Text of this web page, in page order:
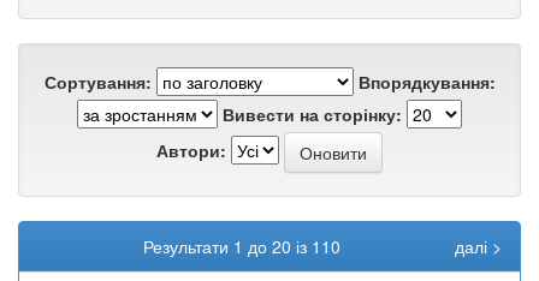
Сортування:
Впорядкування:
Вивести на сторінку:
Автори:
Результати 1 до 20 із 110
далі >